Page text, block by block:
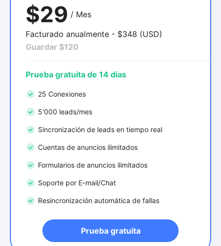
$29 / Mes
Facturado anualmente - $348 (USD)
Guardar $120
Prueba gratuita de 14 días
25 Conexiones
5'000 leads/mes
Sincronización de leads en tiempo real
Cuentas de anuncios ilimitados
Formularios de anuncios ilimitados
Soporte por E-mail/Chat
Resincronización automática de fallas
Prueba gratuita